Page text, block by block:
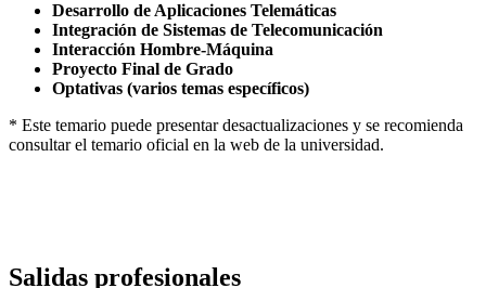
Desarrollo de Aplicaciones Telemáticas
Integración de Sistemas de Telecomunicación
Interacción Hombre-Máquina
Proyecto Final de Grado
Optativas (varios temas específicos)
* Este temario puede presentar desactualizaciones y se recomienda
consultar el temario oficial en la web de la universidad.
Salidas profesionales